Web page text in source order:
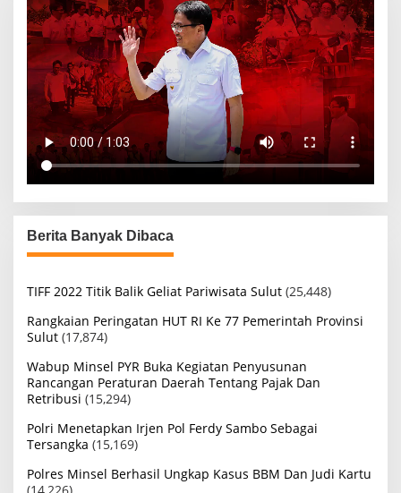
Berita Banyak Dibaca
TIFF 2022 Titik Balik Geliat Pariwisata Sulut (25,448)
Rangkaian Peringatan HUT RI Ke 77 Pemerintah Provinsi
Sulut (17,874)
Wabup Minsel PYR Buka Kegiatan Penyusunan
Rancangan Peraturan Daerah Tentang Pajak Dan
Retribusi (15,294)
Polri Menetapkan Irjen Pol Ferdy Sambo Sebagai
Tersangka (15,169)
Polres Minsel Berhasil Ungkap Kasus BBM Dan Judi Kartu
(14,226)